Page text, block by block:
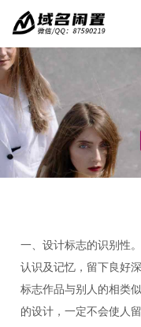
一、设计标志的识别性
认识及记忆，留下良好
标志作品与别人的相类
的设计，一定不会使人